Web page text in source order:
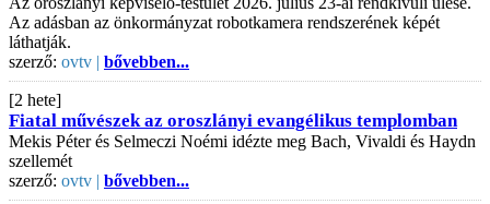
Az adásban az önkormányzat robotkamera rendszerének képét
láthatják.
szerző: ovtv | bővebben...
[2 hete]
Fiatal művészek az oroszlányi evangélikus templomban
Mekis Péter és Selmeczi Noémi idézte meg Bach, Vivaldi és Haydn
szellemét
szerző: ovtv | bővebben...